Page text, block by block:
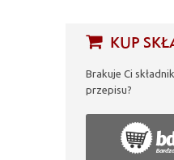
KUP
Brakuje Ci
przepisu?